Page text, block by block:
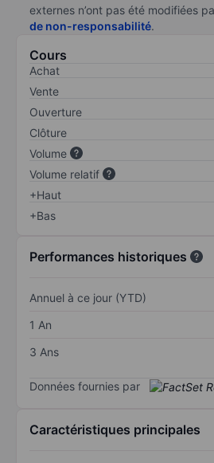
externes n’ont pas été modifiées
de non-responsabilité.
Cours
Achat
Vente
Ouverture
Clôture
Volume
Volume relatif
+Haut
+Bas
Performances historiques
Annuel à ce jour (YTD)
1 An
3 Ans
Données fournies par
Caractéristiques principales